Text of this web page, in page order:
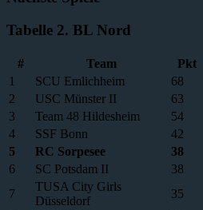
Tabelle 2. BL Nord
# Team
Pkt
1
SCU Emlichheim
68
2
USC Münster II
63
3
Team 48 Hildesheim
54
4
SSF Bonn
42
5
RC Sorpesee
38
6
SC Potsdam II
38
7
TUSA City Girls
Düsseldorf
35